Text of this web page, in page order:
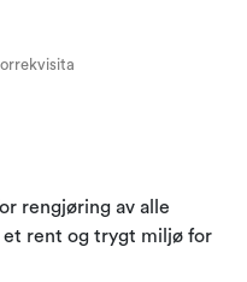
rengjøring av alle
rent og trygt miljø for